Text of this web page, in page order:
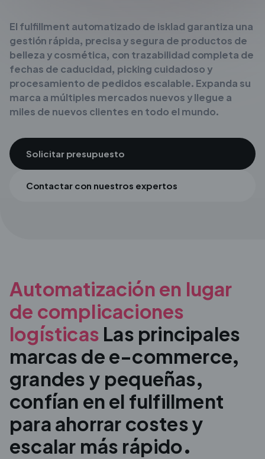
El fulfillment automatizado de isklad garantiza una
gestión rápida, precisa y segura de productos de
belleza y cosmética, con trazabilidad completa de
fechas de caducidad, picking cuidadoso y
procesamiento de pedidos escalable. Expanda su
marca a múltiples mercados nuevos y llegue a
miles de nuevos clientes en todo el mundo.
Solicitar presupuesto
Contactar con nuestros expertos
Automatización en lugar
de complicaciones
logísticas Las principales
marcas de e-commerce,
grandes y pequeñas,
confían en el fulfillment
para ahorrar costes y
escalar más rápido.